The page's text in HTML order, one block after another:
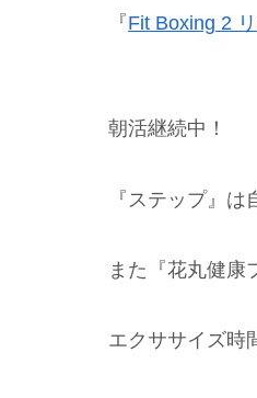
『Fit Boxing 2
朝活継続中！
『ステップ』
また『花丸健康
エクササイズ時